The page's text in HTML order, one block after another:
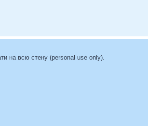
на всю стену (personal use only).